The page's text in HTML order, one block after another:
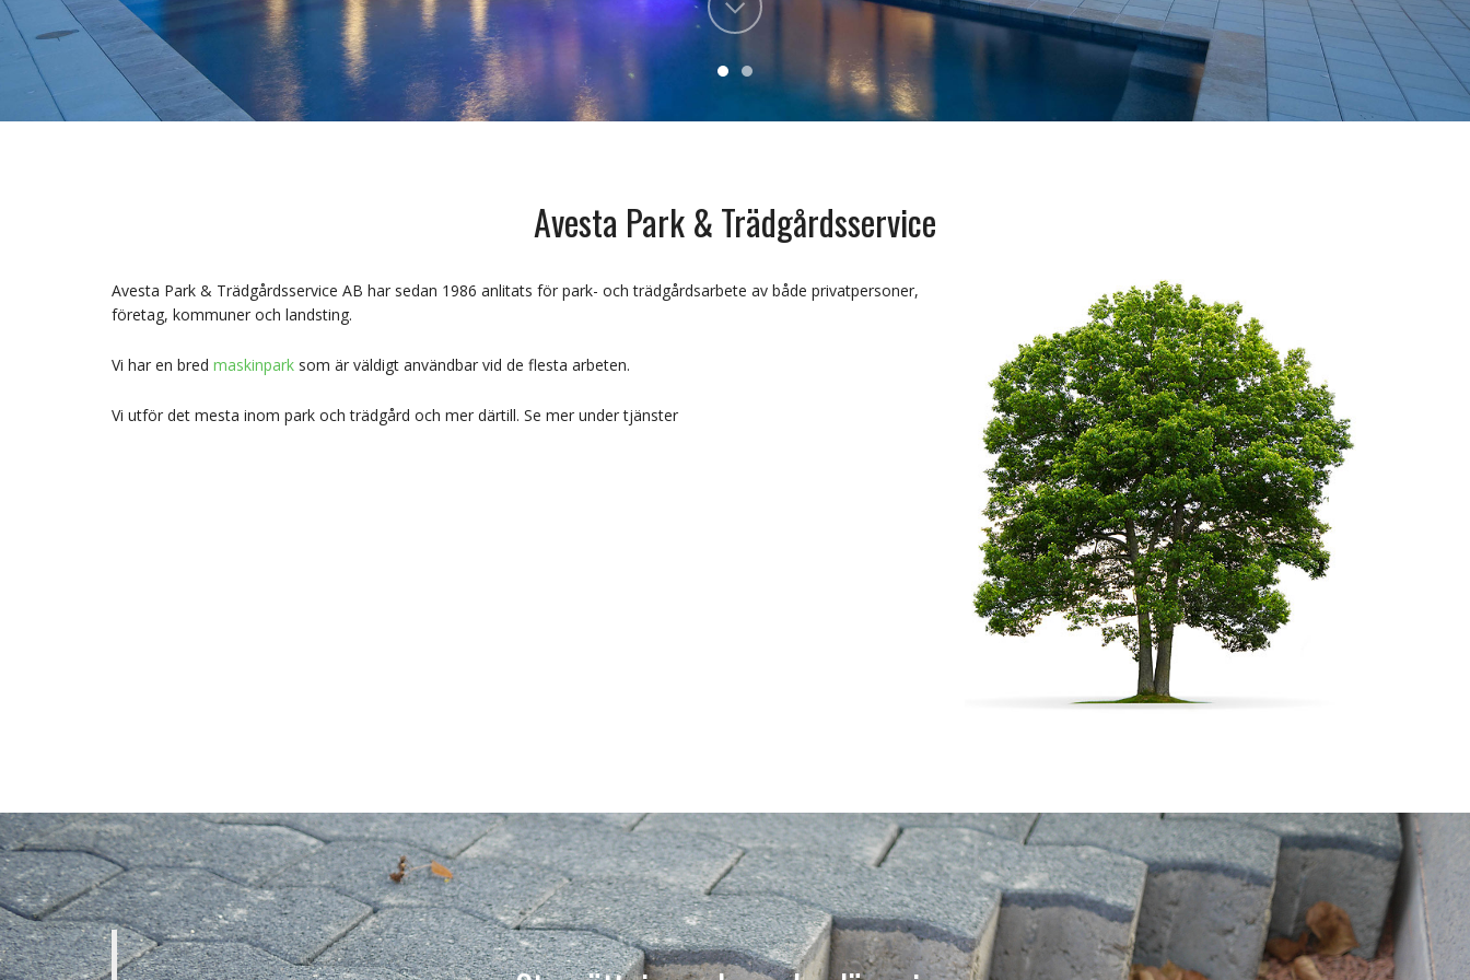
Avesta Park & Trädgårdsservice
Avesta Park & Trädgårdsservice AB har sedan 1986 anlitats för park- och trädgårdsarbete av både privatpersoner,
företag, kommuner och landsting.
Vi har en bred maskinpark som är väldigt användbar vid de flesta arbeten.
Vi utför det mesta inom park och trädgård och mer därtill. Se mer under tjänster